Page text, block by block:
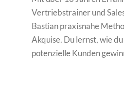
Vertriebstrainer und
Bastian praxisnahe
Akquise. Du lernst, wie
potenzielle Kunden